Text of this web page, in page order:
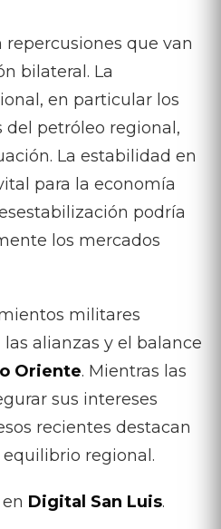
repercusiones que van
bilateral. La
en particular los
del petróleo regional,
La estabilidad en
para la economía
podría
los mercados
militares
alianzas y el balance
Oriente. Mientras las
sus intereses
recientes destacan
regional.
Digital San Luis.